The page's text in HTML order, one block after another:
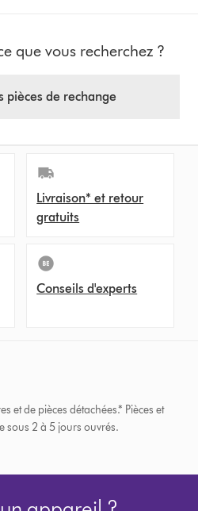
que vous recherchez ?
pièces de rechange
Livraison* et retour
gratuits
Conseils d'experts
et de pièces détachées.* Pièces et
sous 2 à 5 jours ouvrés.